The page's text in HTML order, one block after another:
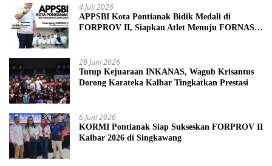
4 Juli 2026
APPSBI Kota Pontianak Bidik Medali di
FORPROV II, Siapkan Atlet Menuju FORNAS
28 Juni 2026
Tutup Kejuaraan INKANAS, Wagub Krisantus
Dorong Karateka Kalbar Tingkatkan Prestasi
6 Juni 2026
KORMI Pontianak Siap Sukseskan FORPROV II
Kalbar 2026 di Singkawang